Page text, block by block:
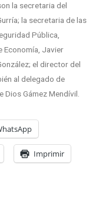
la secretaria del
la secretaria de las
Pública,
Economía, Javier
el director del
al delegado de
Dios Gámez Mendívil.
Imprimir